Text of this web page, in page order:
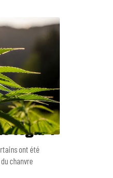
légal ?
ont été
chanvre